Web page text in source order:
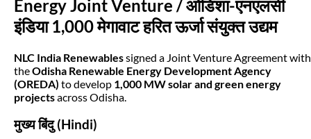
Energy Joint Venture / ओडिशा-एनएलसी
इंडिया 1,000 मेगावाट हरित ऊर्जा संयुक्त उद्यम
NLC India Renewablessigned a Joint Venture Agreement with
theOdisha Renewable Energy Development Agency
(OREDA) to develop 1,000 MW solar and green energy
projectsacross Odisha.
मुख्य बिंदु (Hindi)